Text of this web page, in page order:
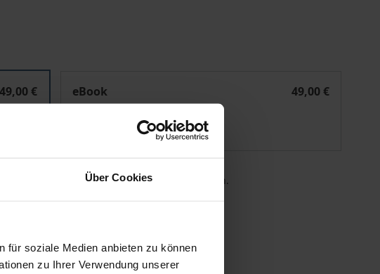
Über Cookies
für soziale Medien anbieten zu können
zu Ihrer Verwendung unserer
49,00 €
eBook
49,00 €
kann die MwSt. an der Kasse variieren.